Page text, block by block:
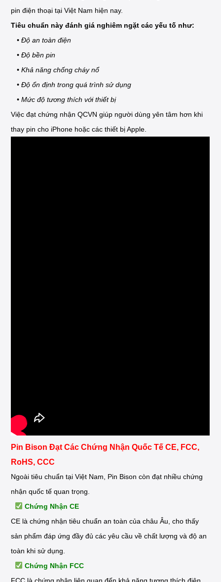
pin điện thoại tại Việt Nam hiện nay.
Tiêu chuẩn này đánh giá nghiêm ngặt các yếu tố như:
• Độ an toàn điện
• Độ bền pin
• Khả năng chống cháy nổ
• Độ ổn định trong quá trình sử dụng
• Mức độ tương thích với thiết bị
Việc đạt chứng nhận QCVN giúp người dùng yên tâm hơn khi
thay pin cho iPhone hoặc các thiết bị Apple.
Pin Bison Đạt Các Chứng Nhận Quốc Tế CE, FCC,
RoHS, CCC
Ngoài tiêu chuẩn tại Việt Nam, Pin Bison còn đạt nhiều chứng
nhận quốc tế quan trọng.
Chứng Nhận CE
CE là chứng nhận tiêu chuẩn an toàn của châu Âu, cho thấy
sản phẩm đáp ứng đầy đủ các yêu cầu về chất lượng và độ an
toàn khi sử dụng.
Chứng Nhận FCC
FCC là chứng nhận liên quan đến khả năng tương thích điện